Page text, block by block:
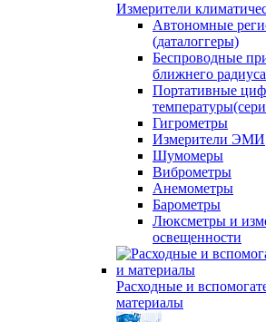
Измерители
Автономные
(даталоггеры)
Беспроводные
ближнего
Портативные
Гигрометры
Измерители ЭМИ
Шумомеры
Виброметры
Анемометры
Барометры
Люксметры и
освещенности
Расходные и
материалы